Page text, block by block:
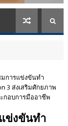
มการแข่งขันทำ
3 ส่งเสริมศักยภาพ
กอบการมืออาชีพ
ข่งขันทำ